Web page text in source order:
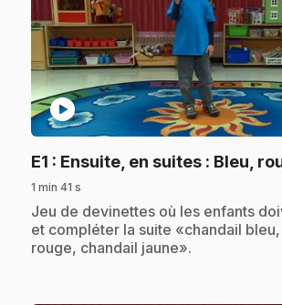
play_circle
E1 : Ensuite, en suites : Bleu,
1 min 41 s
.Jeu de devinettes où les enfants
et compléter la suite «chandail
rouge, chandail jaune».